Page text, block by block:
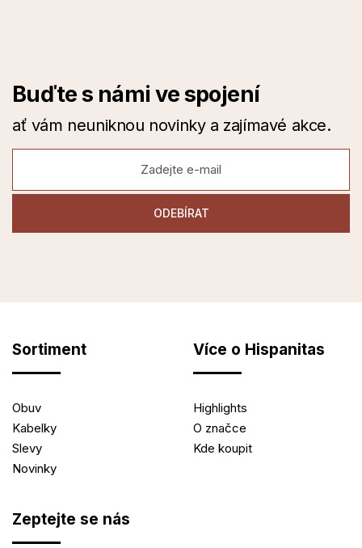
Buďte s námi ve spojení
ať vám neuniknou novinky a zajímavé akce.
Sortiment
Obuv
Kabelky
Slevy
Novinky
Více o Hispanitas
Highlights
O značce
Kde koupit
Zeptejte se nás